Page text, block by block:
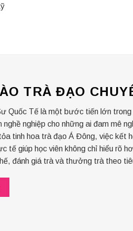
TRÀ ĐẠO
Quốc Tế là một bước tiến lớn
nghề nghiệp cho những ai đam mê
tinh hoa trà đạo Á Đông, việc kết
tế giúp học viên không chỉ hiểu rõ
đánh giá trà và thưởng trà theo